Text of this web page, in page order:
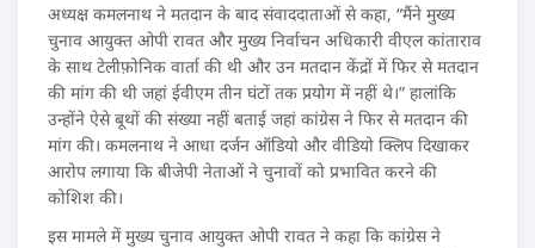
अध्यक्ष कमलनाथ ने मतदान के बाद संवाददाताओं से कहा, “मैंने मुख्य
चुनाव आयुक्त ओपी रावत और मुख्य निर्वाचन अधिकारी वीएल कांताराव
के साथ टेलीफ़ोनिक वार्ता की थी और उन मतदान केंद्रों में फिर से मतदान
की मांग की थी जहां ईवीएम तीन घंटों तक प्रयोग में नहीं थे।” हालांकि
उन्होंने ऐसे बूथों की संख्या नहीं बताई जहां कांग्रेस ने फिर से मतदान की
मांग की। कमलनाथ ने आधा दर्जन ऑडियो और वीडियो क्लिप दिखाकर
आरोप लगाया कि बीजेपी नेताओं ने चुनावों को प्रभावित करने की
कोशिश की।
इस मामले में मुख्य चुनाव आयुक्त ओपी रावत ने कहा कि कांग्रेस ने